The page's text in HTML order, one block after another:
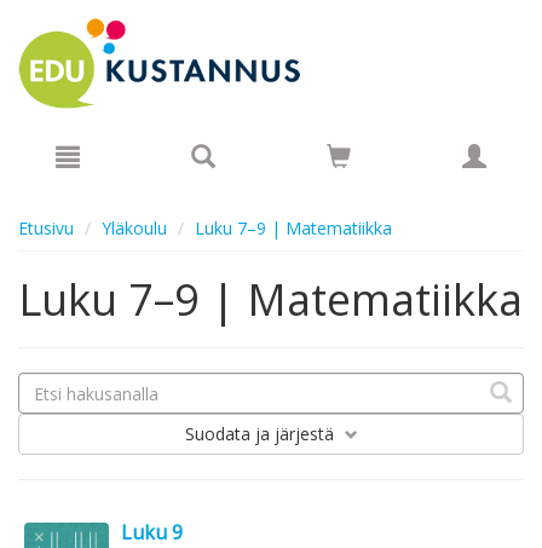
Etusivu Yläkoulu Luku 7–9 | Matematiikka
Luku 7–9 | Matematiikka
Suodata ja järjestä
Luku 9